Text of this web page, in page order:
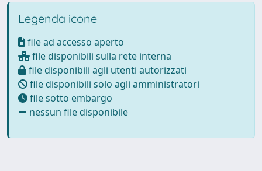
Legenda icone
file ad accesso aperto
file disponibili sulla rete interna
file disponibili agli utenti autorizzati
file disponibili solo agli amministratori
file sotto embargo
nessun file disponibile